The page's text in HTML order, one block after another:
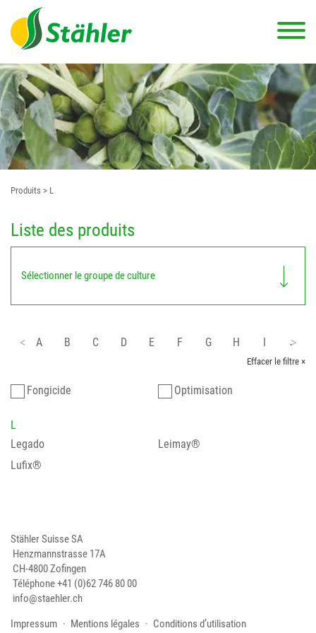
Produits > L
Liste des produits
Sélectionner le groupe de culture
A B C D E F G H I J
Effacer le filtre ×
Fongicide Optimisation
L
Legado
Leimay®
Lufix®
Stähler Suisse SA
Henzmannstrasse 17A
CH-4800 Zofingen
Téléphone+41 (0)62 746 80 00
info@staehler.ch
Impressum
Mentions légales Conditions d’utilisation